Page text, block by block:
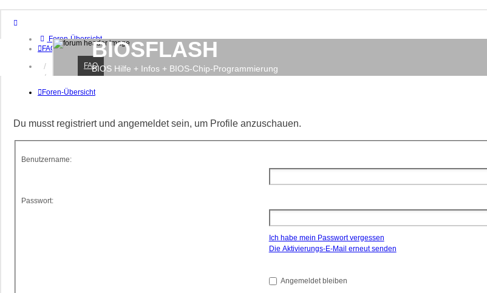
Foren-Übersicht
FAQ
Anmelden
Registrieren
BIOSFLASH
BIOS Hilfe + Infos + BIOS-Chip-Programmierung
FAQ
Foren-Übersicht
Du musst registriert und angemeldet sein, um Profile anzuschauen.
Benutzername:
Passwort:
Ich habe mein Passwort vergessen
Die Aktivierungs-E-Mail erneut senden
Angemeldet bleiben